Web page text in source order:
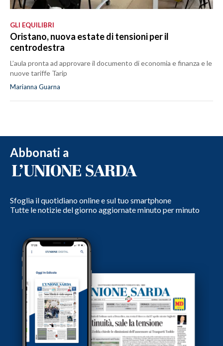
GLI EQUILIBRI
Oristano, nuova estate di tensioni per il
centrodestra
L’aula pronta ad approvare il documento di economia e finanza e le
nuove tariffe Tarip
Marianna Guarna
Abbonati a
Sfoglia il quotidiano online e sul tuo smartphone
Tutte le notizie del giorno aggiornate minuto per minuto